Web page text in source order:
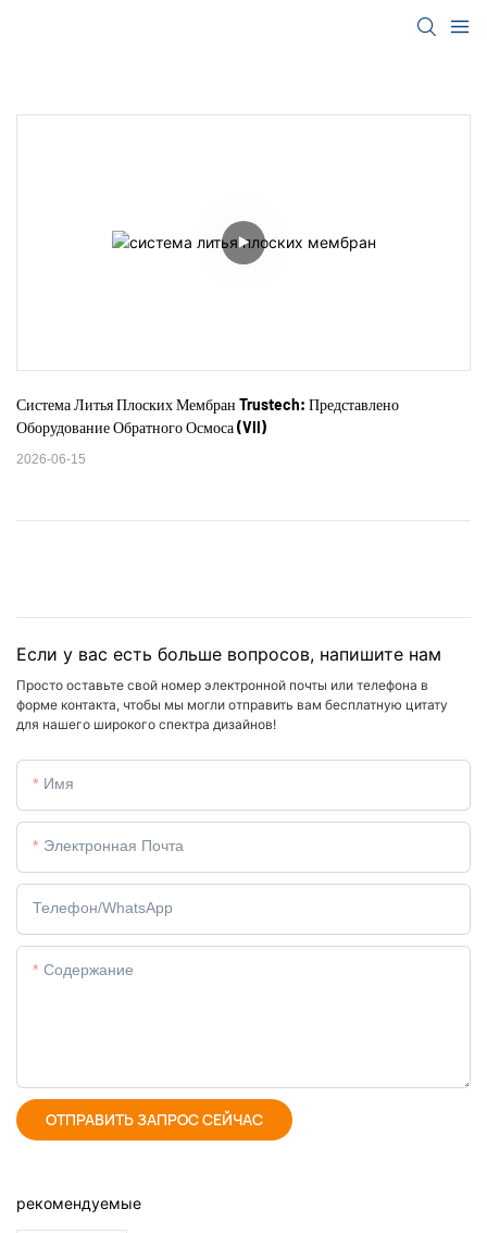
Система Литья Плоских Мембран Trustech: Представлено
Оборудование Обратного Осмоса (VII)
2026-06-15
Если у вас есть больше вопросов, напишите нам
Просто оставьте свой номер электронной почты или телефона в
форме контакта, чтобы мы могли отправить вам бесплатную цитату
для нашего широкого спектра дизайнов!
Имя
Электронная Почта
Телефон/WhatsApp
Содержание
ОТПРАВИТЬ ЗАПРОС СЕЙЧАС
рекомендуемые